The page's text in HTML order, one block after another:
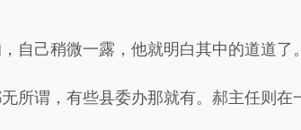
自己稍微一露，他就明白其中的道道了。
所谓，有些县委办那就有。郝主任则在